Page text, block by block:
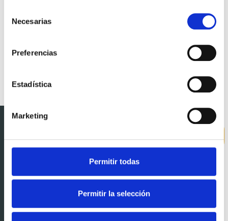
Necesarias
Preferencias
Estadística
Marketing
Permitir todas
Permitir la selección
Caso de éxito: Bonanno del Metropolitano
espacio que
transmite la esencia
experiencia del café
de especialidad,
logrando un
ambiente acogedor
Caso de éxito: